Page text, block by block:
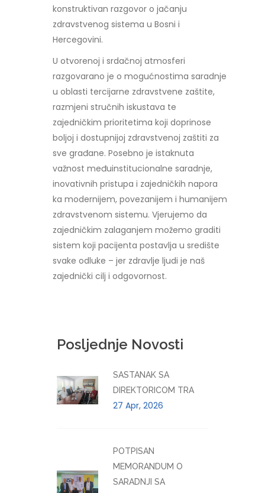
konstruktivan razgovor o jačanju
zdravstvenog sistema u Bosni i
Hercegovini.
U otvorenoj i srdačnoj atmosferi
razgovarano je o mogućnostima saradnje
u oblasti tercijarne zdravstvene zaštite,
razmjeni stručnih iskustava te
zajedničkim prioritetima koji doprinose
boljoj i dostupnijoj zdravstvenoj zaštiti za
sve građane. Posebno je istaknuta
važnost međuinstitucionalne saradnje,
inovativnih pristupa i zajedničkih napora
ka modernijem, povezanijem i humanijem
zdravstvenom sistemu. Vjerujemo da
zajedničkim zalaganjem možemo graditi
sistem koji pacijenta postavlja u središte
svake odluke – jer zdravlje ljudi je naš
zajednički cilj i odgovornost.
Posljednje Novosti
SASTANAK SA
DIREKTORICOM TRA
27 Apr, 2026
POTPISAN
MEMORANDUM O
SARADNJI SA